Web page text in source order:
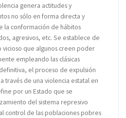
genera actitudes y
no sólo en forma directa y
la conformación de hábitos
agresivos, etc. Se establece de
vicioso que algunos creen poder
empleando las clásicas
el proceso de expulsión
través de una violencia estatal en
por un Estado que se
del sistema represivo
control de las poblaciones pobres